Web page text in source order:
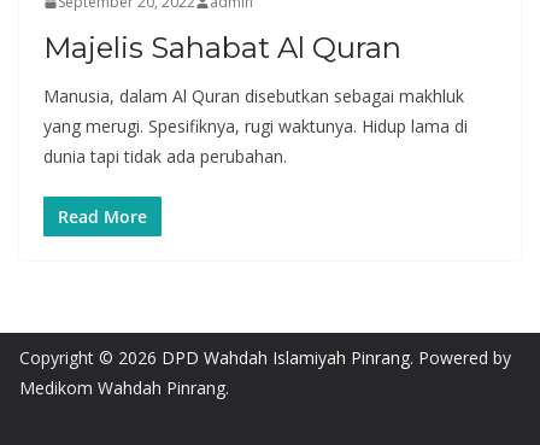
Majelis Sahabat Al Quran
Manusia, dalam Al Quran disebutkan sebagai makhluk
yang merugi. Spesifiknya, rugi waktunya. Hidup lama di
dunia tapi tidak ada perubahan.
Read More
Copyright © 2026 DPD Wahdah Islamiyah Pinrang. Powered by
Medikom Wahdah Pinrang.